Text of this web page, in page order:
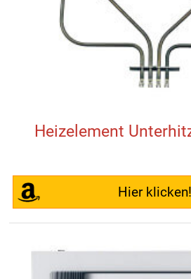
Heizelement
Hier